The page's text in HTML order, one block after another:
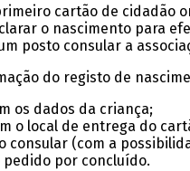
cartão de cidadão
o nascimento para
posto consular a
do registo de
os dados da criança;
o local de entrega do
consular (com a
pedido por concluído.